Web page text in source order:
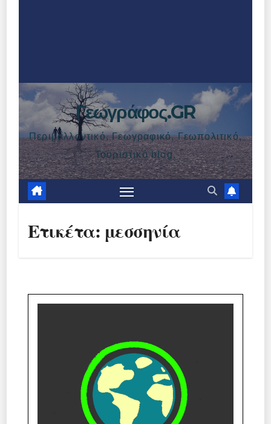
Γεωγράφος.GR
Περιβαλλοντικό, Γεωγραφικό, Γεωπολιτικό,
Τουριστικό blog.
Ετικέτα: μεσσηνία